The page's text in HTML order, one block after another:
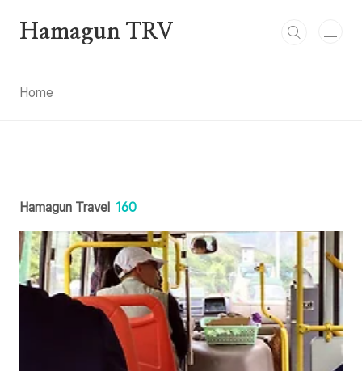
Hamagun TRV
Home
Hamagun Travel 160